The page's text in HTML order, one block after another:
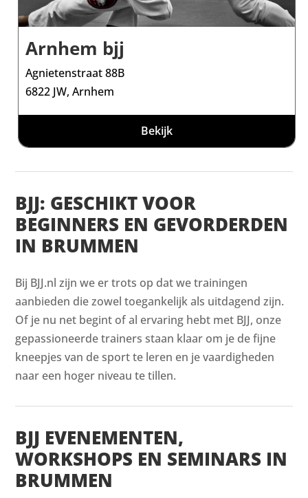
Arnhem bjj
Agnietenstraat 88B
6822 JW, Arnhem
Bekijk
BJJ: GESCHIKT VOOR
BEGINNERS EN GEVORDERDEN
IN BRUMMEN
Bij BJJ.nl zijn we er trots op dat we trainingen
aanbieden die zowel toegankelijk als uitdagend zijn.
Of je nu net begint of al ervaring hebt met BJJ, onze
gepassioneerde trainers staan klaar om je de fijne
kneepjes van de sport te leren en je vaardigheden
naar een hoger niveau te tillen.
BJJ EVENEMENTEN,
WORKSHOPS EN SEMINARS IN
BRUMMEN